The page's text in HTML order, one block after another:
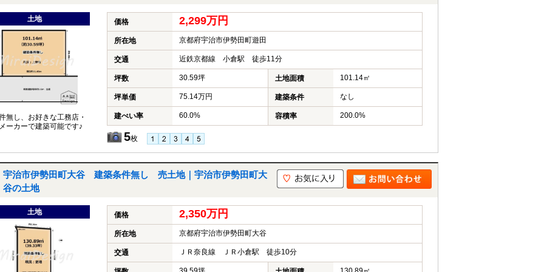
土地
無し、お好きな工務店・
ーカーで建築可能です♪
価格 2,299万円
所在地 京都府宇治市伊勢田町遊田
交通 近鉄京都線 小倉駅 徒歩11分
坪数 30.59坪 土地面積 101.14㎡
坪単価 75.14万円 建築条件 なし
建ぺい率 60.0% 容積率 200.0%
5枚
宇治市伊勢田町大谷 建築条件無し 売土地｜宇治市伊勢田町大
谷の土地
土地 価格 2,350万円
所在地 京都府宇治市伊勢田町大谷
交通 ＪＲ奈良線 ＪＲ小倉駅 徒歩10分